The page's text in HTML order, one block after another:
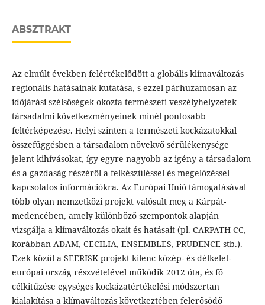
ABSZTRAKT
Az elmúlt években felértékelődött a globális klímaváltozás
regionális hatásainak kutatása, s ezzel párhuzamosan az
időjárási szélsőségek okozta természeti veszélyhelyzetek
társadalmi következményeinek minél pontosabb
feltérképezése. Helyi szinten a természeti kockázatokkal
összefüggésben a társadalom növekvő sérülékenysége
jelent kihívásokat, így egyre nagyobb az igény a társadalom
és a gazdaság részéről a felkészüléssel és megelőzéssel
kapcsolatos információkra. Az Európai Unió támogatásával
több olyan nemzetközi projekt valósult meg a Kárpát-
medencében, amely különböző szempontok alapján
vizsgálja a klímaváltozás okait és hatásait (pl. CARPATH CC,
korábban ADAM, CECILIA, ENSEMBLES, PRUDENCE stb.).
Ezek közül a SEERISK projekt kilenc közép- és délkelet-
európai ország részvételével működik 2012 óta, és fő
célkitűzése egységes kockázatértékelési módszertan
kialakítása a klímaváltozás következtében felerősödő